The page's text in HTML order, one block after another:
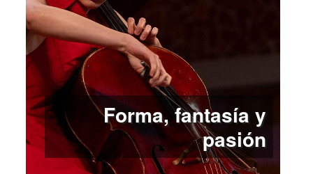
Forma, fantasía y
pasión